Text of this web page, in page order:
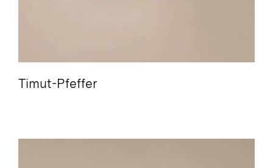
Timut-Pfeffer